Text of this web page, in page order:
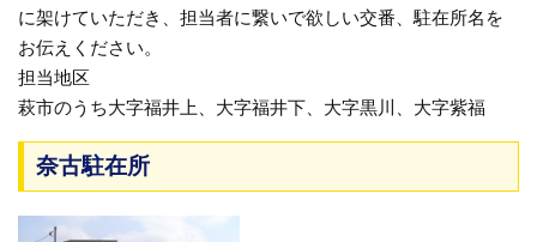
に架けていただき、担当者に繋いで欲しい交番、駐在所名を
お伝えください。
担当地区
萩市のうち大字福井上、大字福井下、大字黒川、大字紫福
奈古駐在所